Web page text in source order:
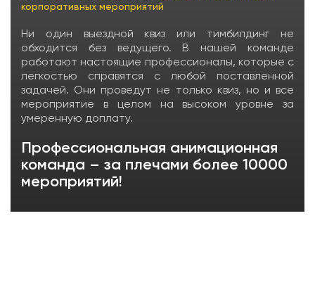
корпоративных мероприятий
Ни один выездной квиз или тимбилдинг не
обходится без ведущего. В нашей команде
работают настоящие профессионалы, которые с
легкостью справятся с любой поставленной
задачей. Они проведут не только квиз, но и все
мероприятие в целом на высоком уровне за
умеренную доплату.
Профессиональная анимационная
команда – за плечами более 10000
мероприятий!